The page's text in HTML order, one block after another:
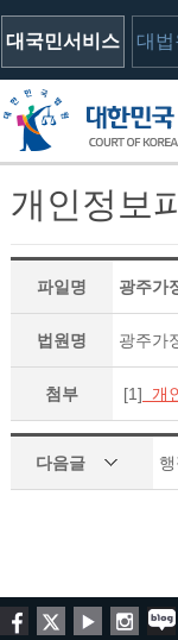
대국민서비스 대법
개인정보
파일명 광주가
법원명 광주가
첨부 [1] 개
다음글